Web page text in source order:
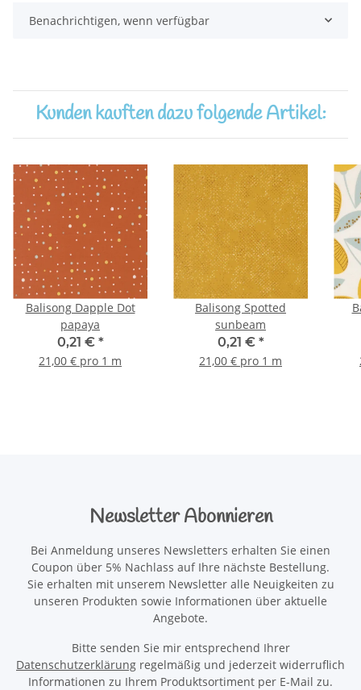
Benachrichtigen, wenn verfügbar
Kunden kauften dazu folgende Artikel:
Balisong Dapple Dot
papaya
0,21 € *
21,00 € pro 1 m
Balisong Spotted
sunbeam
0,21 € *
21,00 € pro 1 m
Newsletter Abonnieren
Bei Anmeldung unseres Newsletters erhalten Sie einen
Coupon über 5% Nachlass auf Ihre nächste Bestellung.
Sie erhalten mit unserem Newsletter alle Neuigkeiten zu
unseren Produkten sowie Informationen über aktuelle
Angebote.
Bitte senden Sie mir entsprechend Ihrer
Datenschutzerklärung regelmäßig und jederzeit widerruflich
Informationen zu Ihrem Produktsortiment per E-Mail zu.